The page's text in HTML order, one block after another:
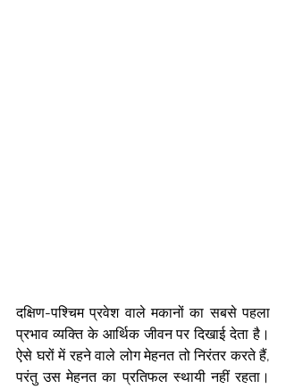
दक्षिण-पश्चिम प्रवेश वाले मकानों का सबसे पहला
प्रभाव व्यक्ति के आर्थिक जीवन पर दिखाई देता है।
ऐसे घरों में रहने वाले लोग मेहनत तो निरंतर करते हैं,
परंतु उस मेहनत का प्रतिफल स्थायी नहीं रहता।